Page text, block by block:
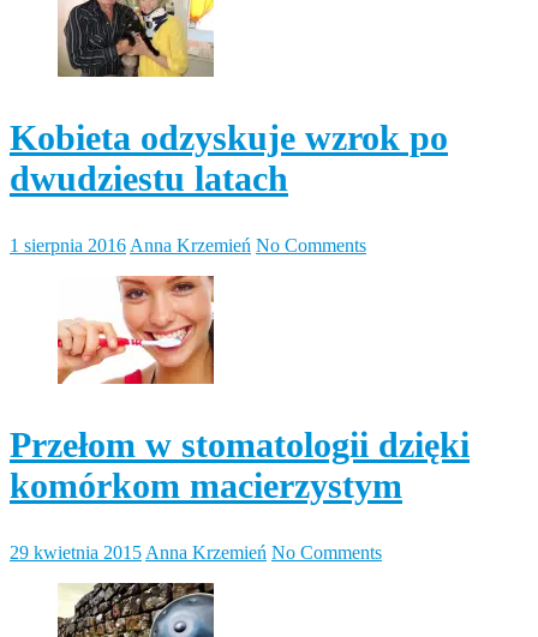
Kobieta odzyskuje wzrok po
dwudziestu latach
1 sierpnia 2016 Anna Krzemień No Comments
Przełom w stomatologii dzięki
komórkom macierzystym
29 kwietnia 2015 Anna Krzemień No Comments